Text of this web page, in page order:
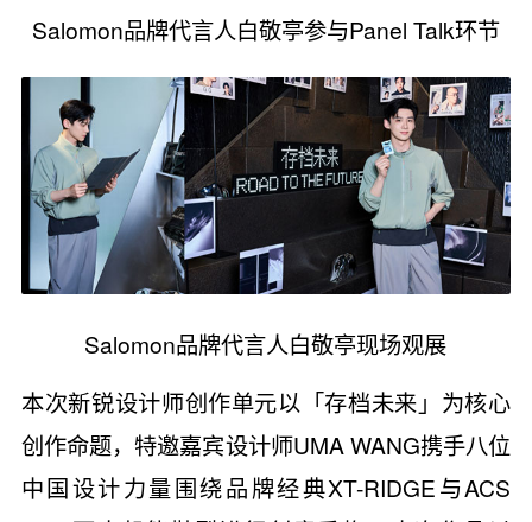
Salomon品牌代言人白敬亭参与Panel Talk环节
Salomon品牌代言人白敬亭现场观展
本次新锐设计师创作单元以「存档未来」为核心
创作命题，特邀嘉宾设计师UMA WANG携手八位
中国设计力量围绕品牌经典XT-RIDGE与ACS